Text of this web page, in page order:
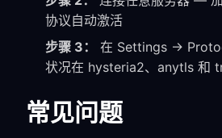
协议自动激活
步骤 3：
在 Settings →
状况在 hysteria2、anytls 和
常见问题